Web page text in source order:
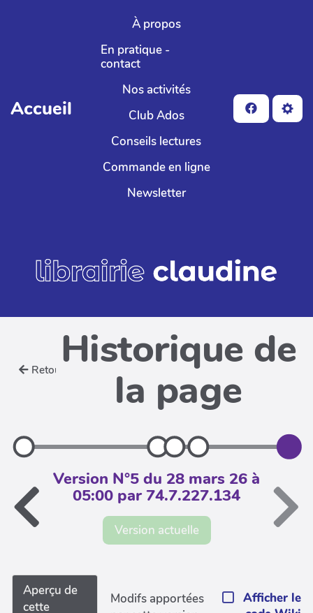
Aller au contenu principal
Accueil
À propos
En pratique -
contact
Nos activités
Club Ados
Conseils lectures
Commande en ligne
Newsletter
Retour Historique de
la page
Version N°5 du 28 mars 26 à
05:00 par 74.7.227.134
Version actuelle
Aperçu de
cette
Modifs apportées
Afficher le